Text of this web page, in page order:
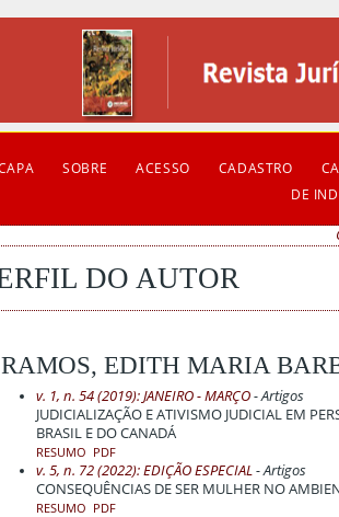
SOBRE ACESSO CADASTRO
DE
DO AUTOR
RAMOS, EDITH MARIA
v. 1, n. 54 (2019): JANEIRO - MARÇO- Artigos
JUDICIALIZAÇÃO E ATIVISMO JUDICIAL EM
BRASIL E DO CANADÁ
RESUMO PDF
v. 5, n. 72 (2022): EDIÇÃO ESPECIAL- Artigos
CONSEQUÊNCIAS DE SER MULHER NO
RESUMO PDF